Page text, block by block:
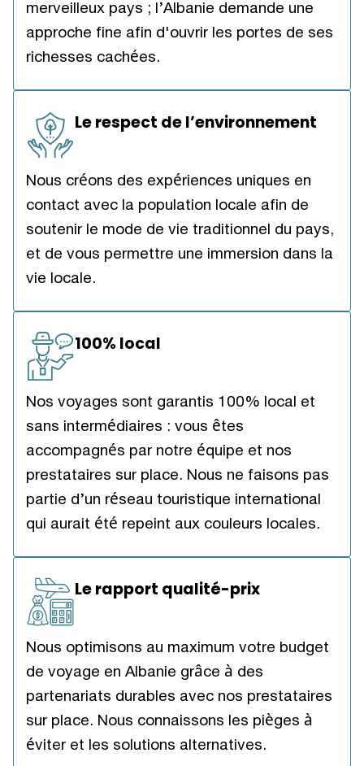
merveilleux pays ; l’Albanie demande une
approche fine afin d'ouvrir les portes de ses
richesses cachées.
Le respect de l’environnement
Nous créons des expériences uniques en
contact avec la population locale afin de
soutenir le mode de vie traditionnel du pays,
et de vous permettre une immersion dans la
vie locale.
100% local
Nos voyages sont garantis 100% local et
sans intermédiaires : vous êtes
accompagnés par notre équipe et nos
prestataires sur place. Nous ne faisons pas
partie d’un réseau touristique international
qui aurait été repeint aux couleurs locales.
Le rapport qualité-prix
Nous optimisons au maximum votre budget
de voyage en Albanie grâce à des
partenariats durables avec nos prestataires
sur place. Nous connaissons les pièges à
éviter et les solutions alternatives.